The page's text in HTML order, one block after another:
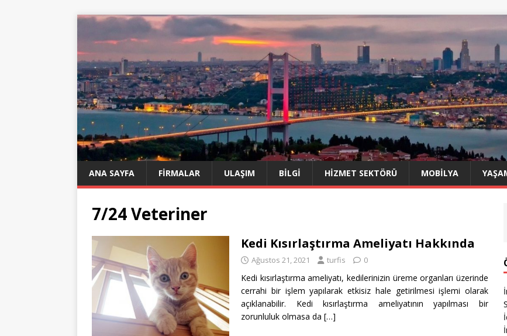
ANA SAYFA FIRMALAR ULAŞIM BILGI HIZMET SEKTÖRÜ MOBILYA
7/24 Veteriner
Kedi Kısırlaştırma Ameliyatı Hakkında
Ağustos 21, 2021 turfis 0
Kedi kısırlaştırma ameliyatı, kedilerinizin üreme organları üzerinde
cerrahi bir işlem yapılarak etkisiz hale getirilmesi işlemi olarak
açıklanabilir. Kedi kısırlaştırma ameliyatının yapılması bir
zorunluluk olmasa da […]